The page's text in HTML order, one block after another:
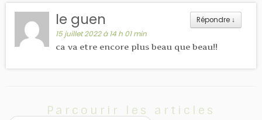
Répondre ↓
le guen
15 juillet 2022 à 14 h 01 min
ca va etre encore plus beau que beau!!
Parcourir les articles